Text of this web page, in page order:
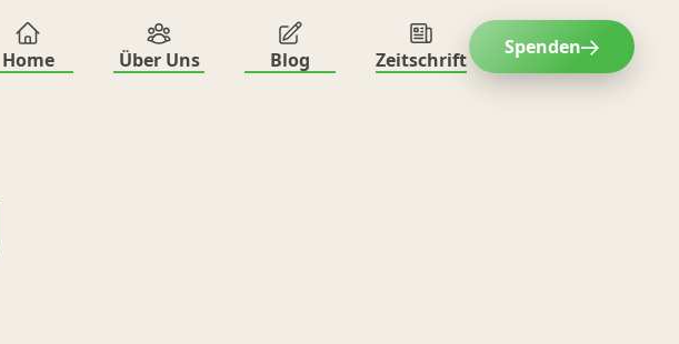
Home Über Uns Blog Zeitschrift
Spenden